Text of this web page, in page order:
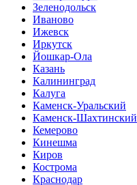
Зеленодольск
Иваново
Ижевск
Иркутск
Йошкар-Ола
Казань
Калининград
Калуга
Каменск-Уральский
Каменск-Шахтинский
Кемерово
Кинешма
Киров
Кострома
Краснодар